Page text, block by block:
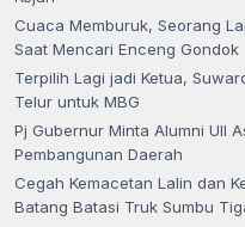
Cuaca Memburuk, Seorang
Saat Mencari Enceng Gondok
Terpilih Lagi jadi Ketua,
Telur untuk MBG
Pj Gubernur Minta Alumni UII
Pembangunan Daerah
Cegah Kemacetan Lalin dan
Batang Batasi Truk Sumbu